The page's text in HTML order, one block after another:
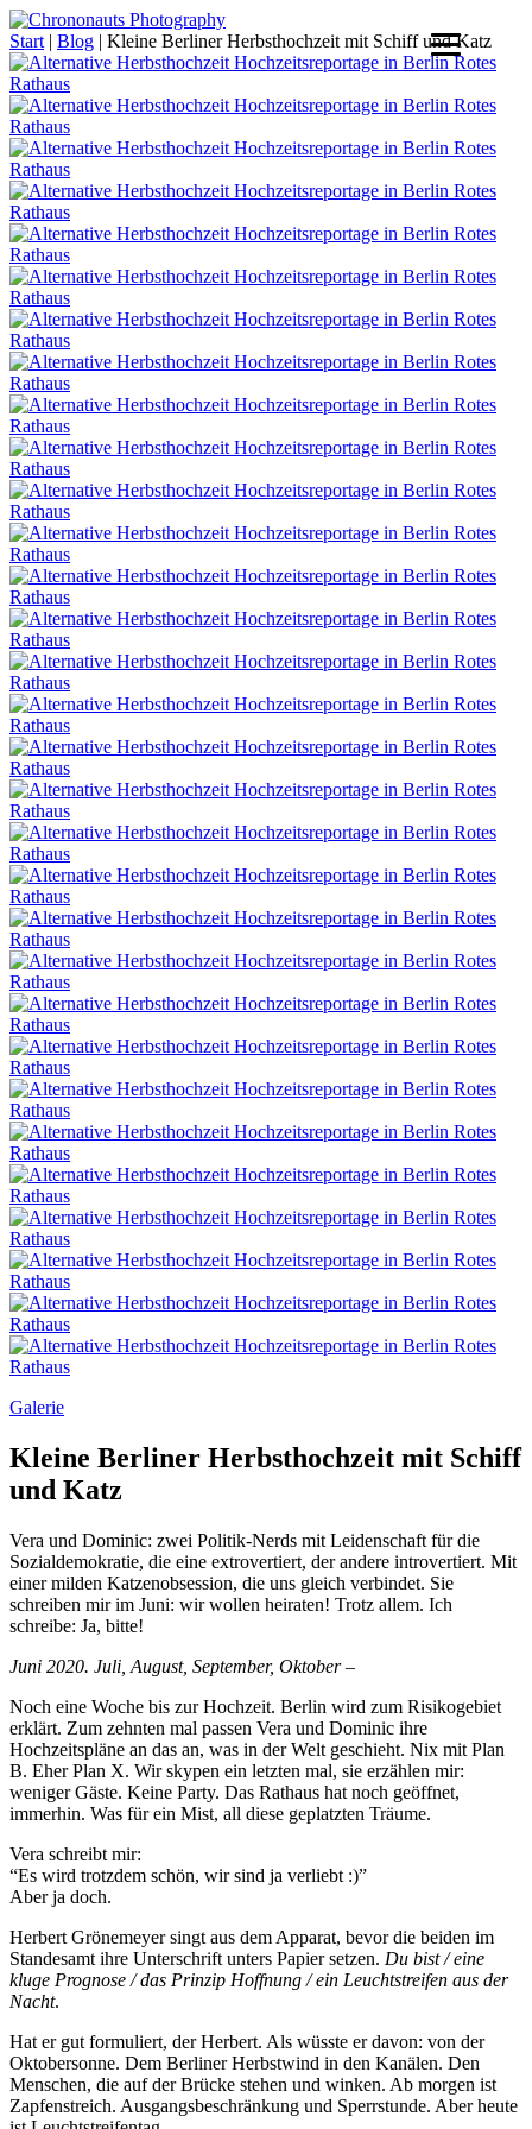
Skip
to
content
Start | Blog | Kleine Berliner Herbsthochzeit mit Schiff und Katz
Galerie
Kleine Berliner Herbsthochzeit mit Schiff
und Katz
Vera und Dominic: zwei Politik-Nerds mit Leidenschaft für die
Sozialdemokratie, die eine extrovertiert, der andere introvertiert. Mit
einer milden Katzenobsession, die uns gleich verbindet. Sie
schreiben mir im Juni: wir wollen heiraten! Trotz allem. Ich
schreibe: Ja, bitte!
Juni 2020. Juli, August, September, Oktober –
Noch eine Woche bis zur Hochzeit. Berlin wird zum Risikogebiet
erklärt. Zum zehnten mal passen Vera und Dominic ihre
Hochzeitspläne an das an, was in der Welt geschieht. Nix mit Plan
B. Eher Plan X. Wir skypen ein letzten mal, sie erzählen mir:
weniger Gäste. Keine Party. Das Rathaus hat noch geöffnet,
immerhin. Was für ein Mist, all diese geplatzten Träume.
Vera schreibt mir:
“Es wird trotzdem schön, wir sind ja verliebt :)”
Aber ja doch.
Herbert Grönemeyer singt aus dem Apparat, bevor die beiden im
Standesamt ihre Unterschrift unters Papier setzen. Du bist / eine
kluge Prognose / das Prinzip Hoffnung / ein Leuchtstreifen aus der
Nacht.
Hat er gut formuliert, der Herbert. Als wüsste er davon: von der
Oktobersonne. Dem Berliner Herbstwind in den Kanälen. Den
Menschen, die auf der Brücke stehen und winken. Ab morgen ist
Zapfenstreich. Ausgangsbeschränkung und Sperrstunde. Aber heute